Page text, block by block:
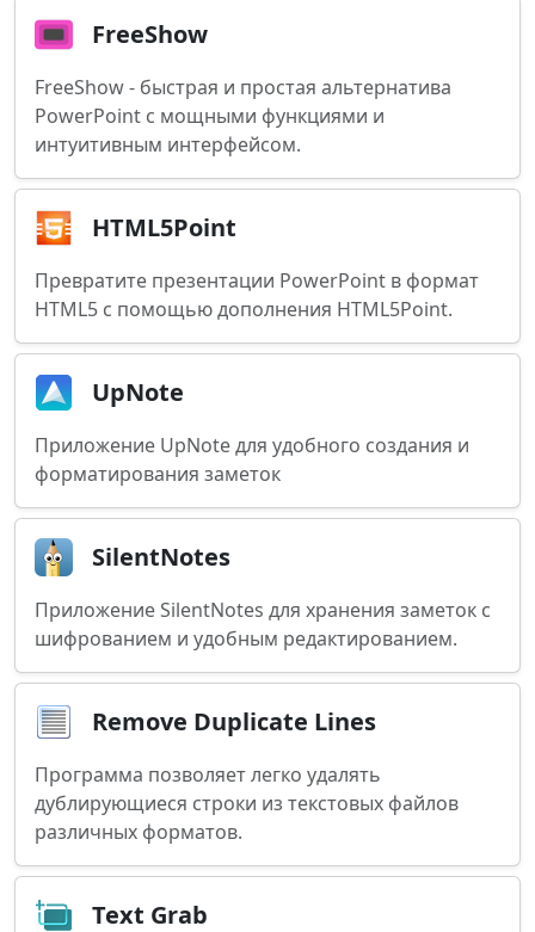
FreeShow
FreeShow - быстрая и простая альтернатива
PowerPoint с мощными функциями и
интуитивным интерфейсом.
HTML5Point
Превратите презентации PowerPoint в формат
HTML5 с помощью дополнения HTML5Point.
UpNote
Приложение UpNote для удобного создания и
форматирования заметок
SilentNotes
Приложение SilentNotes для хранения заметок с
шифрованием и удобным редактированием.
Remove Duplicate Lines
Программа позволяет легко удалять
дублирующиеся строки из текстовых файлов
различных форматов.
Text Grab